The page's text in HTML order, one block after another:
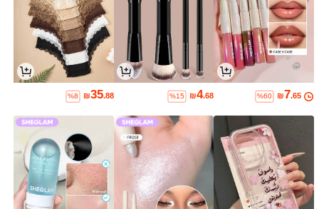
₪7.65
%60
₪4.68
%15
₪35.88
%8